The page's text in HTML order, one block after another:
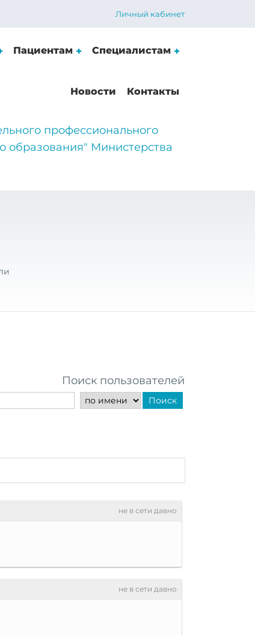
Личный кабинет
Пациентам Специалистам
Новости Контакты
профессионального
образования" Министерства
Поиск пользователей
Поиск
не в сети давно
не в сети давно